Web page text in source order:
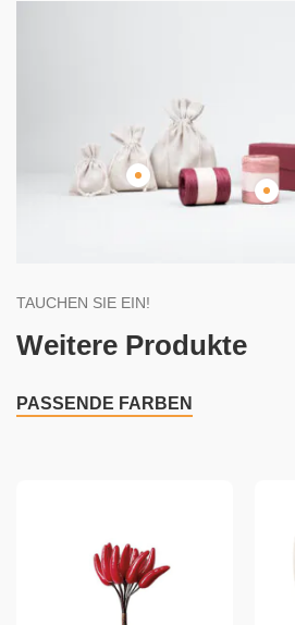
TAUCHEN SIE EIN!
Weitere Produkte
PASSENDE FARBEN